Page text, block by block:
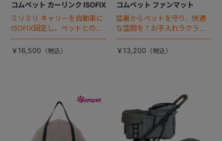
コムペット カーリンク ISOFIX
ミリミリ キャリーを自動車に
ISOFIX固定し、ペットとの車
移動をカンタン・快適に！
￥16,500
コムペット ファンマット
猛暑からペットを守り、快適
な空間を！お手入れラクラク
な「ファンマット」が登場！
￥13,200